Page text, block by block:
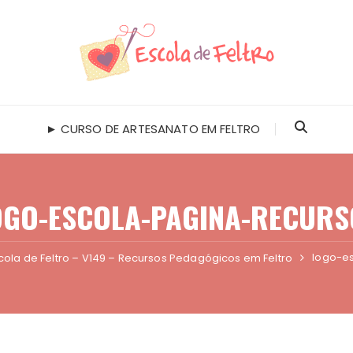
► CURSO DE ARTESANATO EM FELTRO
ESCOLA-PAGINA-
de Feltro – V149 – Recursos Pedagógicos em Feltro logo-